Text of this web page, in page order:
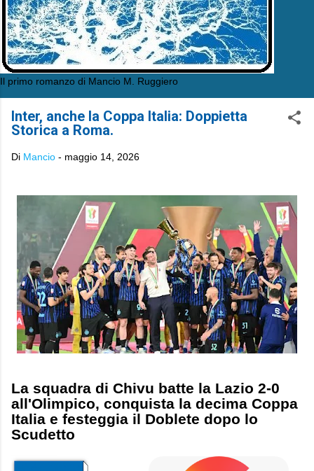
Il primo romanzo di Mancio M. Ruggiero
Inter, anche la Coppa Italia: Doppietta
Storica a Roma.
Di Mancio - maggio 14, 2026
La squadra di Chivu batte la Lazio 2-0
all'Olimpico, conquista la decima Coppa
Italia e festeggia il Doblete dopo lo
Scudetto